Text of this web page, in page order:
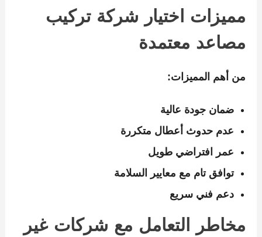
مميزات اختيار شركة تركيب
مصاعد معتمدة
من أهم المميزات:
ضمان جودة عالية
عدم حدوث أعطال متكررة
عمر افتراضي طويل
توافق تام مع معايير السلامة
دعم فني سريع
مخاطر التعامل مع شركات غير